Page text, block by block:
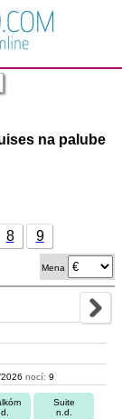
na palube
8 9
Mena
nocí: 9
Suite
n.d.